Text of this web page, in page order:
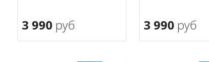
3 990 руб 3 990 руб